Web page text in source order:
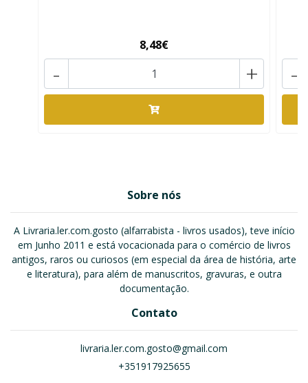
8,48€
+
- -
Sobre nós
A Livraria.ler.com.gosto (alfarrabista - livros usados), teve início
em Junho 2011 e está vocacionada para o comércio de livros
antigos, raros ou curiosos (em especial da área de história, arte
e literatura), para além de manuscritos, gravuras, e outra
documentação.
Contato
livraria.ler.com.gosto@gmail.com
+351917925655